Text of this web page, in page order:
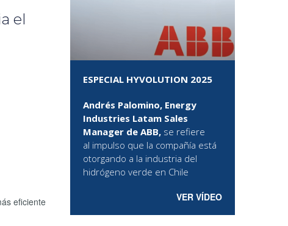
el
eficiente
ESPECIAL HYVOLUTION 2025
Andrés Palomino, Energy
Industries Latam Sales
Manager de ABB, se refiere
al impulso que la compañía está
otorgando a la industria del
hidrógeno verde en Chile
VER VÍDEO